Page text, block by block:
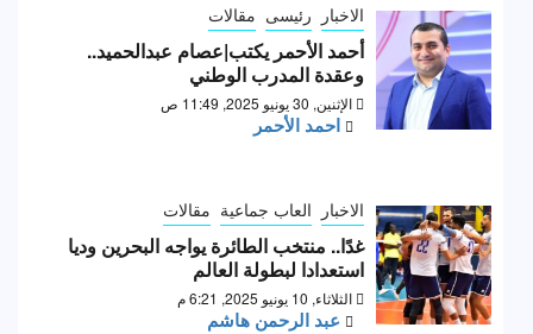
الاخبار رئيسى مقالات
أحمد الأحمر يكتب|عصام عبدالحميد..
وعقدة المدرب الوطني
الإثنين, 30 يونيو 2025, 11:49 ص
احمد الأحمر
الاخبار العاب جماعية مقالات
غدًا.. منتخب الطائرة يواجه البحرين وديا
استعدادا لبطولة العالم
الثلاثاء, 10 يونيو 2025, 6:21 م
عبد الرحمن هاشم